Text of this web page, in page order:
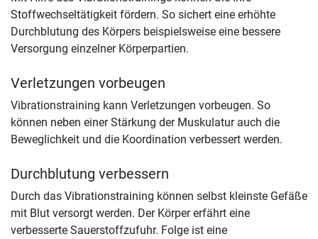
Stoffwechseltätigkeit fördern. So sichert eine erhöhte
Durchblutung des Körpers beispielsweise eine bessere
Versorgung einzelner Körperpartien.
Verletzungen vorbeugen
Vibrationstraining kann Verletzungen vorbeugen. So
können neben einer Stärkung der Muskulatur auch die
Beweglichkeit und die Koordination verbessert werden.
Durchblutung verbessern
Durch das Vibrationstraining können selbst kleinste Gefäße
mit Blut versorgt werden. Der Körper erfährt eine
verbesserte Sauerstoffzufuhr. Folge ist eine